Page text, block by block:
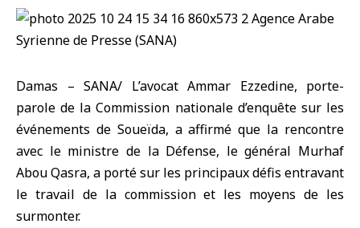
Damas – SANA/ L’avocat Ammar Ezzedine, porte-
parole de la Commission nationale d’enquête sur les
événements de Soueïda, a affirmé que la rencontre
avec le ministre de la Défense, le général Murhaf
Abou Qasra, a porté sur les principaux défis entravant
le travail de la commission et les moyens de les
surmonter.